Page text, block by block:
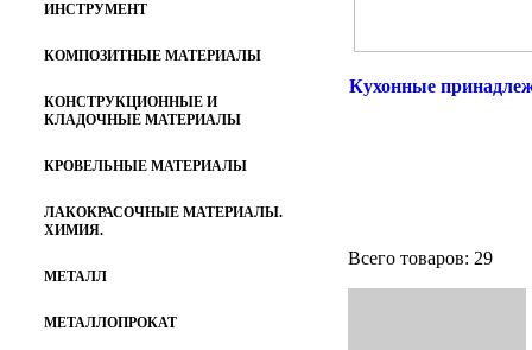
ИНСТРУМЕНТ
КОМПОЗИТНЫЕ МАТЕРИАЛЫ
КОНСТРУКЦИОННЫЕ И
КЛАДОЧНЫЕ МАТЕРИАЛЫ
КРОВЕЛЬНЫЕ МАТЕРИАЛЫ
ЛАКОКРАСОЧНЫЕ МАТЕРИАЛЫ.
ХИМИЯ.
МЕТАЛЛ
МЕТАЛЛОПРОКАТ
Кухонные
Всего товаров: 29